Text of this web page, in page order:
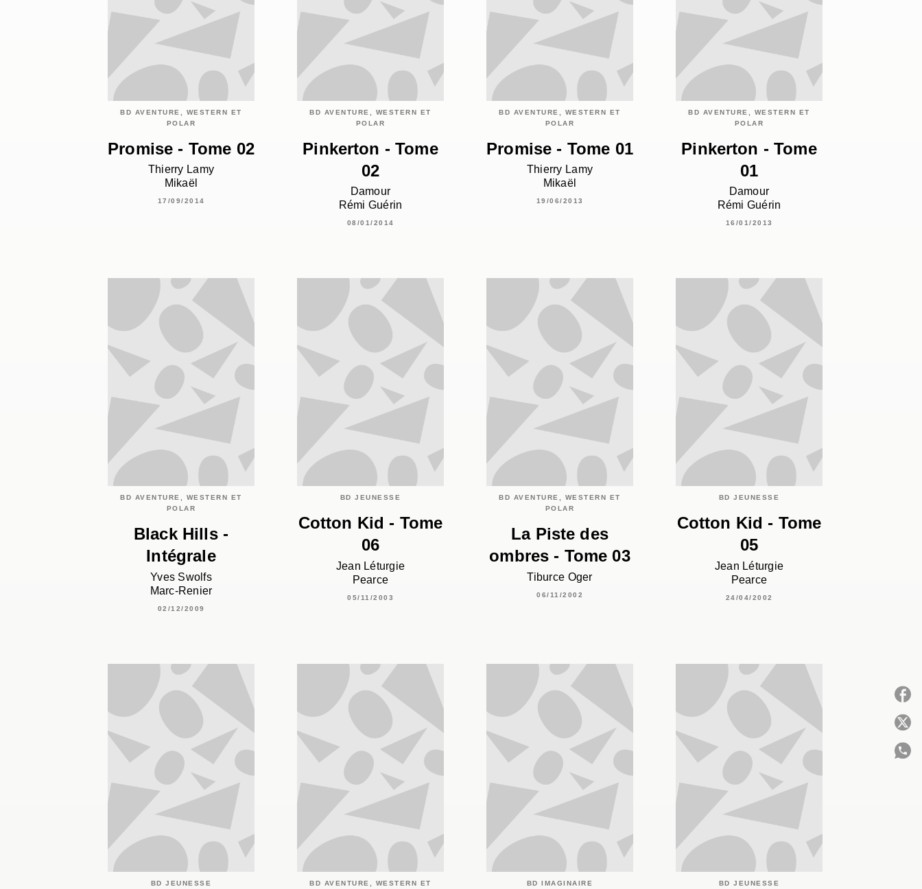
BD AVENTURE, WESTERN ET
POLAR
Promise - Tome 02
Thierry Lamy
Mikaël
17/09/2014
BD AVENTURE, WESTERN ET
POLAR
Pinkerton - Tome
02
Damour
Rémi Guérin
08/01/2014
BD AVENTURE, WESTERN ET
POLAR
Promise - Tome 01
Thierry Lamy
Mikaël
19/06/2013
BD AVENTURE, WESTERN ET
POLAR
Pinkerton - Tome
01
Damour
Rémi Guérin
16/01/2013
BD AVENTURE, WESTERN ET
POLAR
Black Hills -
Intégrale
Yves Swolfs
Marc-Renier
02/12/2009
BD JEUNESSE
Cotton Kid - Tome
06
Jean Léturgie
Pearce
05/11/2003
BD AVENTURE, WESTERN ET
POLAR
La Piste des
ombres - Tome 03
Tiburce Oger
06/11/2002
BD JEUNESSE
Cotton Kid - Tome
05
Jean Léturgie
Pearce
24/04/2002
BD JEUNESSE
BD AVENTURE, WESTERN ET
BD IMAGINAIRE BD JEUNESSE